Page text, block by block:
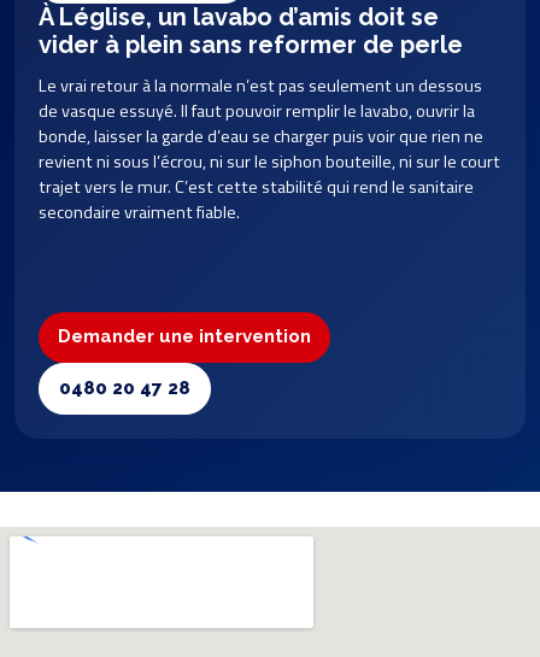
À Léglise, un lavabo d’amis doit se
vider à plein sans reformer de perle
Le vrai retour à la normale n’est pas seulement un dessous
de vasque essuyé. Il faut pouvoir remplir le lavabo, ouvrir la
bonde, laisser la garde d’eau se charger puis voir que rien ne
revient ni sous l’écrou, ni sur le siphon bouteille, ni sur le court
trajet vers le mur. C’est cette stabilité qui rend le sanitaire
secondaire vraiment fiable.
Demander une intervention
0480 20 47 28